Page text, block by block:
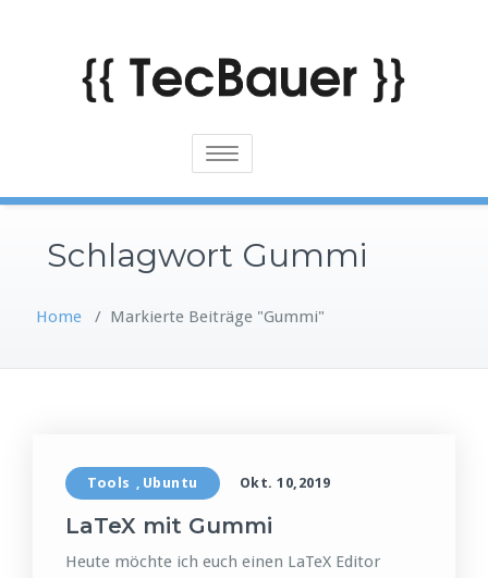
Toggle
Schlagwort Gummi
Home / Markierte Beiträge "Gummi"
Tools , Ubuntu Okt. 10,2019
LaTeX mit Gummi
Heute möchte ich euch einen LaTeX Editor